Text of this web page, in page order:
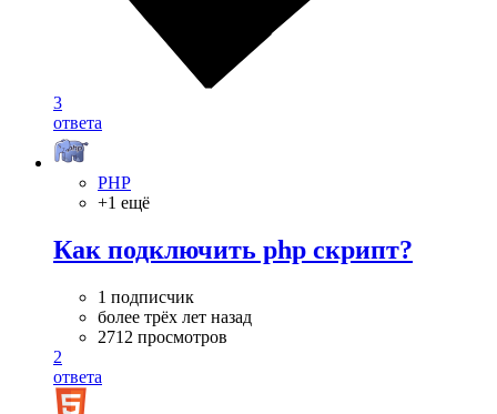
3
ответа
PHP
+1 ещё
Как подключить php скрипт?
1 подписчик
более трёх лет назад
2712 просмотров
2
ответа